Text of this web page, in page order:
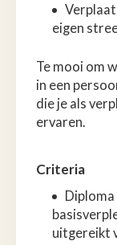
eigen
Te mooi om
in een
die je als
ervaren.
Criteria
uitgereikt